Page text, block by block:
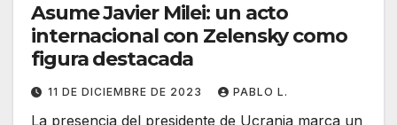
Asume Javier Milei: un acto
internacional con Zelensky como
figura destacada
11 DE DICIEMBRE DE 2023 PABLO L.
La presencia del presidente de Ucrania marca un